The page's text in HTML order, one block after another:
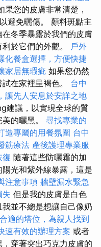
果您的皮膚非常清楚，
避免曬傷。 顏料斑點主
冬季暴露於我們的皮膚
於它們的外觀。 戶外
化餐盒選擇，方便快捷
家居無瑕疵 如果您仍然
在家裡呈褐色。 台中
讓先人安息於安詳之地
建議，以實現全球的質
的曬黑。 尋找專業的
造專屬的用餐氛圍 台中
筋療法 產後護理專業服
復 隨著這些防曬霜的加
光和紫外線暴露，這是
注意事項 牆壁漏水緊急
失 但是我的皮膚是白色
並不總是想讓自己像奶
適的塔位，為親人找到
速有效的辦理方案 或者
穿著突出巧克力皮膚的